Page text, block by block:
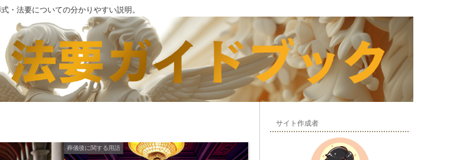
・法要についての分かりやすい説明。
葬儀後に関する用語
サイト作成者